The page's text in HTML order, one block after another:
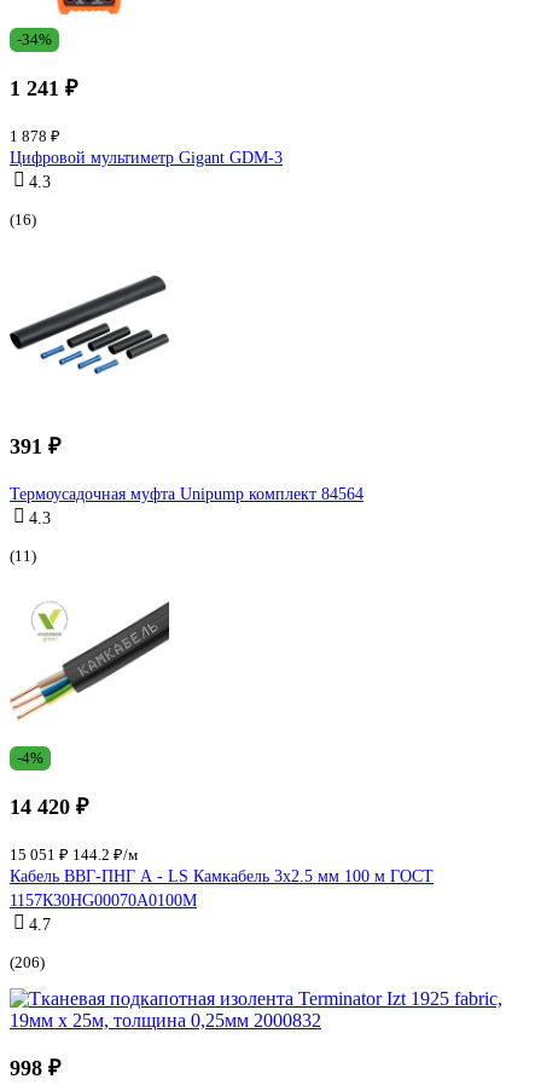
-34%
1 241 ₽
1 878 ₽
Цифровой мультиметр Gigant GDM-3
4.3
(16)
391 ₽
Термоусадочная муфта Unipump комплект 84564
4.3
(11)
-4%
14 420 ₽
15 051 ₽ 144.2 ₽/м
Кабель ВВГ-ПНГ А - LS Камкабель 3x2.5 мм 100 м ГОСТ
1157К30HG00070А0100М
4.7
(206)
998 ₽